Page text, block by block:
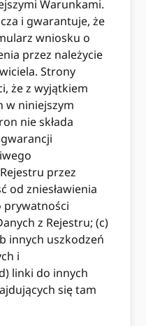
Warunkami.
i gwarantuje, że
wniosku o
przez należycie
Strony
że z wyjątkiem
w niniejszym
nie składa
przez
od zniesławienia
prywatności
z Rejestru; (c)
innych uszkodzeń
i
linki do innych
się tam